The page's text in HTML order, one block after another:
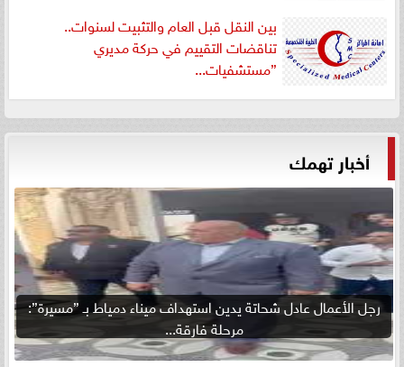
بين النقل قبل العام والتثبيت لسنوات..
تناقضات التقييم في حركة مديري
”مستشفيات...
أخبار تهمك
رجل الأعمال عادل شحاتة يدين استهداف ميناء دمياط بـ ”مسيرة”:
مرحلة فارقة...